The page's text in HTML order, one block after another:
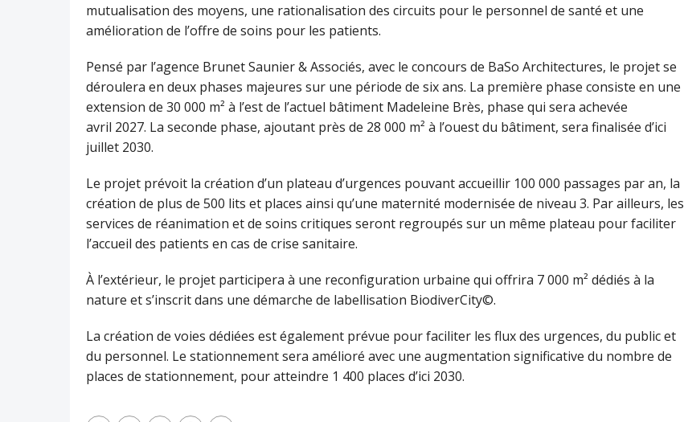
mutualisation des moyens, une rationalisation des circuits pour le personnel de santé et une
amélioration de l’offre de soins pour les patients.
Pensé par l’agence Brunet Saunier & Associés, avec le concours de BaSo Architectures, le projet se
déroulera en deux phases majeures sur une période de six ans. La première phase consiste en une
extension de 30 000 m² à l’est de l’actuel bâtiment Madeleine Brès, phase qui sera achevée
avril 2027. La seconde phase, ajoutant près de 28 000 m² à l’ouest du bâtiment, sera finalisée d’ici
juillet 2030.
Le projet prévoit la création d’un plateau d’urgences pouvant accueillir 100 000 passages par an, la
création de plus de 500 lits et places ainsi qu’une maternité modernisée de niveau 3. Par ailleurs, les
services de réanimation et de soins critiques seront regroupés sur un même plateau pour faciliter
l’accueil des patients en cas de crise sanitaire.
À l’extérieur, le projet participera à une reconfiguration urbaine qui offrira 7 000 m² dédiés à la
nature et s’inscrit dans une démarche de labellisation BiodiverCity©.
La création de voies dédiées est également prévue pour faciliter les flux des urgences, du public et
du personnel. Le stationnement sera amélioré avec une augmentation significative du nombre de
places de stationnement, pour atteindre 1 400 places d’ici 2030.